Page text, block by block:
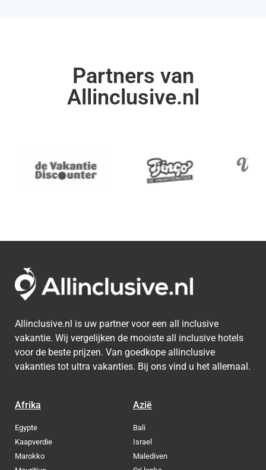
Partners van
Allinclusive.nl
Allinclusive.nl is uw partner voor een all inclusive
vakantie. Wij vergelijken de mooiste all inclusive hotels
voor de beste prijzen. Van goedkope allinclusive
vakanties tot ultra vakanties. Bij ons vind u het allemaal.
Afrika
Egypte
Kaapverdie
Marokko
Azië
Bali
Israel
Malediven